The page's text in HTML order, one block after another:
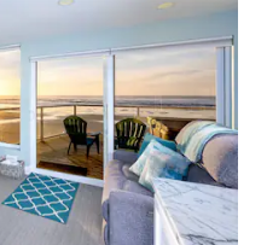
hóspedes